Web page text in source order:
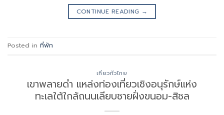
CONTINUE READING →
Posted in ที่พัก
เที่ยวทั่วไทย
เขาพลายดำ แหล่งท่องเที่ยวเชิงอนุรักษ์แห่ง
ทะเลใต้ใกล้ถนนเลียบชายฝั่งขนอม-สิชล